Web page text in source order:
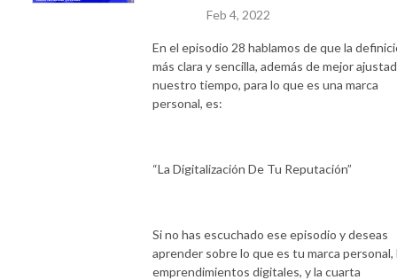
Feb 4, 2022
En el episodio 28 hablamos de que la
más clara y sencilla, además de mejor
nuestro tiempo, para lo que es una marca
personal, es:
“La Digitalización De Tu Reputación”
Si no has escuchado ese episodio y deseas
aprender sobre lo que es tu marca personal,
emprendimientos digitales, y la cuarta